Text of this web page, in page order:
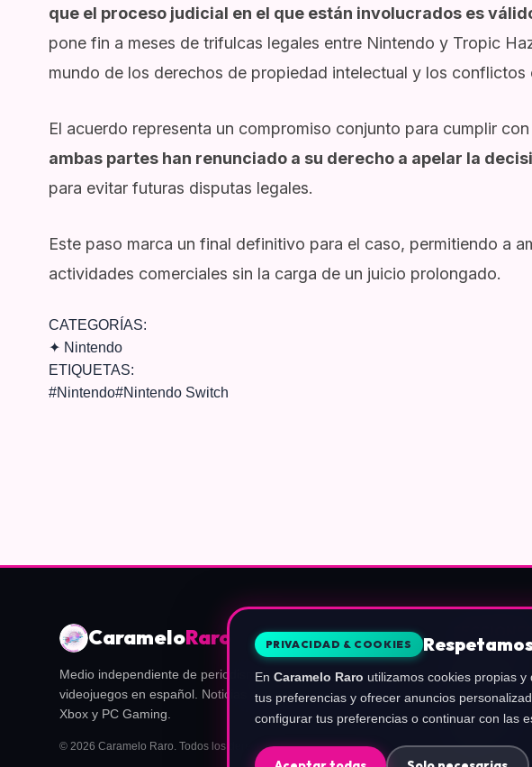
que el proceso judicial en el que están involucrados es
pone fin a meses de trifulcas legales entre Nintendo y Tropic
mundo de los derechos de propiedad intelectual y los conflictos
El acuerdo representa un compromiso conjunto para cumplir
ambas partes han renunciado a su derecho a apelar la
para evitar futuras disputas legales.
Este paso marca un final definitivo para el caso, permitiendo a
actividades comerciales sin la carga de un juicio prolongado.
CATEGORÍAS:
✦ Nintendo
ETIQUETAS:
#Nintendo#Nintendo Switch
CarameloRaro
Medio independiente de periodismo, guías y actualidad de
videojuegos en español. Noticias de Nintendo, PlayStation,
Xbox y PC Gaming.
© 2026 Caramelo Raro. Todos los derechos reservados.
PlayStation
Xbox
PC Gaming
PRIVACIDAD & COOKIES
En Caramelo Raro utilizamos cookies propias
tus preferencias y ofrecer anuncios
configurar tus preferencias o continuar con las